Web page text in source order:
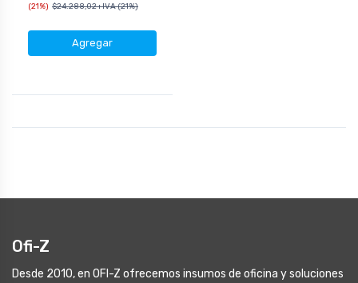
(21%) $24.288,02+IVA (21%)
Agregar
Ofi-Z
Desde 2010, en OFI-Z ofrecemos insumos de oficina y soluciones